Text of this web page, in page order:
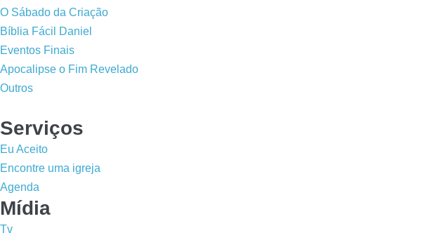
O Sábado da Criação
Bíblia Fácil Daniel
Eventos Finais
Apocalipse o Fim Revelado
Outros
Serviços
Eu Aceito
Encontre uma igreja
Agenda
Mídia
Tv